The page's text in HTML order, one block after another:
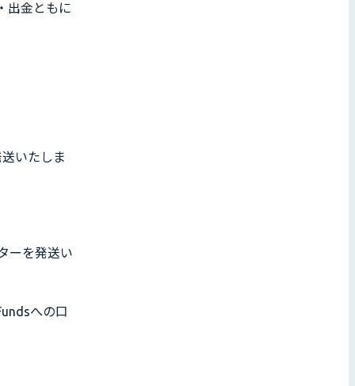
出金ともに
いたしま
ーを発送い
への口